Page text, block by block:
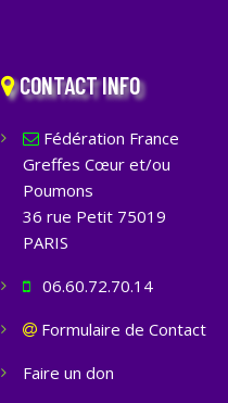
CONTACT INFO
Fédération France
Greffes Cœur et/ou
Poumons
36 rue Petit 75019
PARIS
06.60.72.70.14
Formulaire de Contact
Faire un don